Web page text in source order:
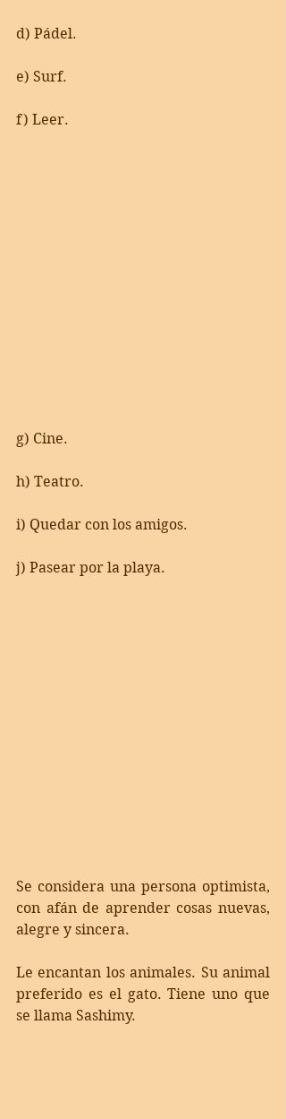
d) Pádel.
e) Surf.
f) Leer.
g) Cine.
h) Teatro.
i) Quedar con los amigos.
j) Pasear por la playa.
Se considera una persona optimista,
con afán de aprender cosas nuevas,
alegre y sincera.
Le encantan los animales. Su animal
preferido es el gato. Tiene uno que
se llama Sashimy.